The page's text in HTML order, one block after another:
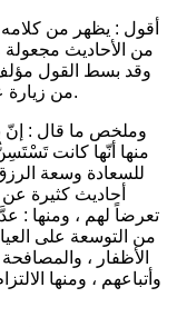
أقول : يظهر من
من الأحاديث مجعولة
وقد بسط القول
من زيارة.
وملخص ما قال : إنّ
منها أنّها كانت
للسعادة وسعة
أحاديث كثيرة
تعرضاً لهم ، ومنها :
من التوسعة على
الأظفار ،
وأتباعهم ، ومنها